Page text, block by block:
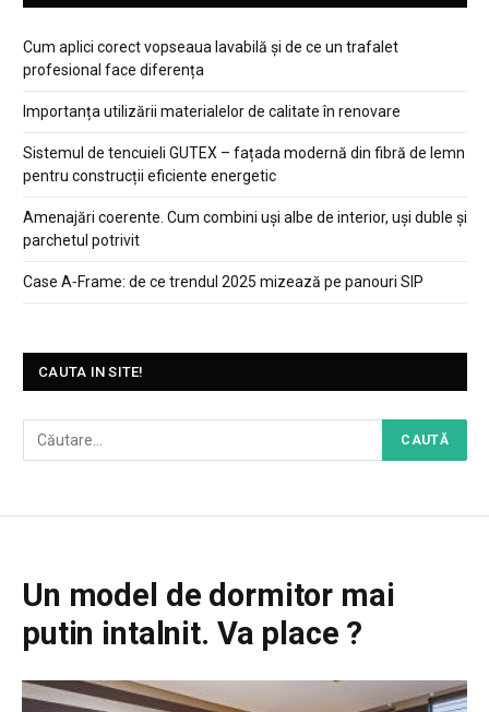
Cum aplici corect vopseaua lavabilă și de ce un trafalet
profesional face diferența
Importanța utilizării materialelor de calitate în renovare
Sistemul de tencuieli GUTEX – fațada modernă din fibră de lemn
pentru construcții eficiente energetic
Amenajări coerente. Cum combini uși albe de interior, uși duble și
parchetul potrivit
Case A‑Frame: de ce trendul 2025 mizează pe panouri SIP
CAUTA IN SITE!
Un model de dormitor mai
putin intalnit. Va place ?